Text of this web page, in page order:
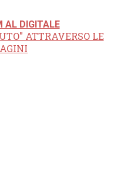
AL DIGITALE
ATTRAVERSO LE